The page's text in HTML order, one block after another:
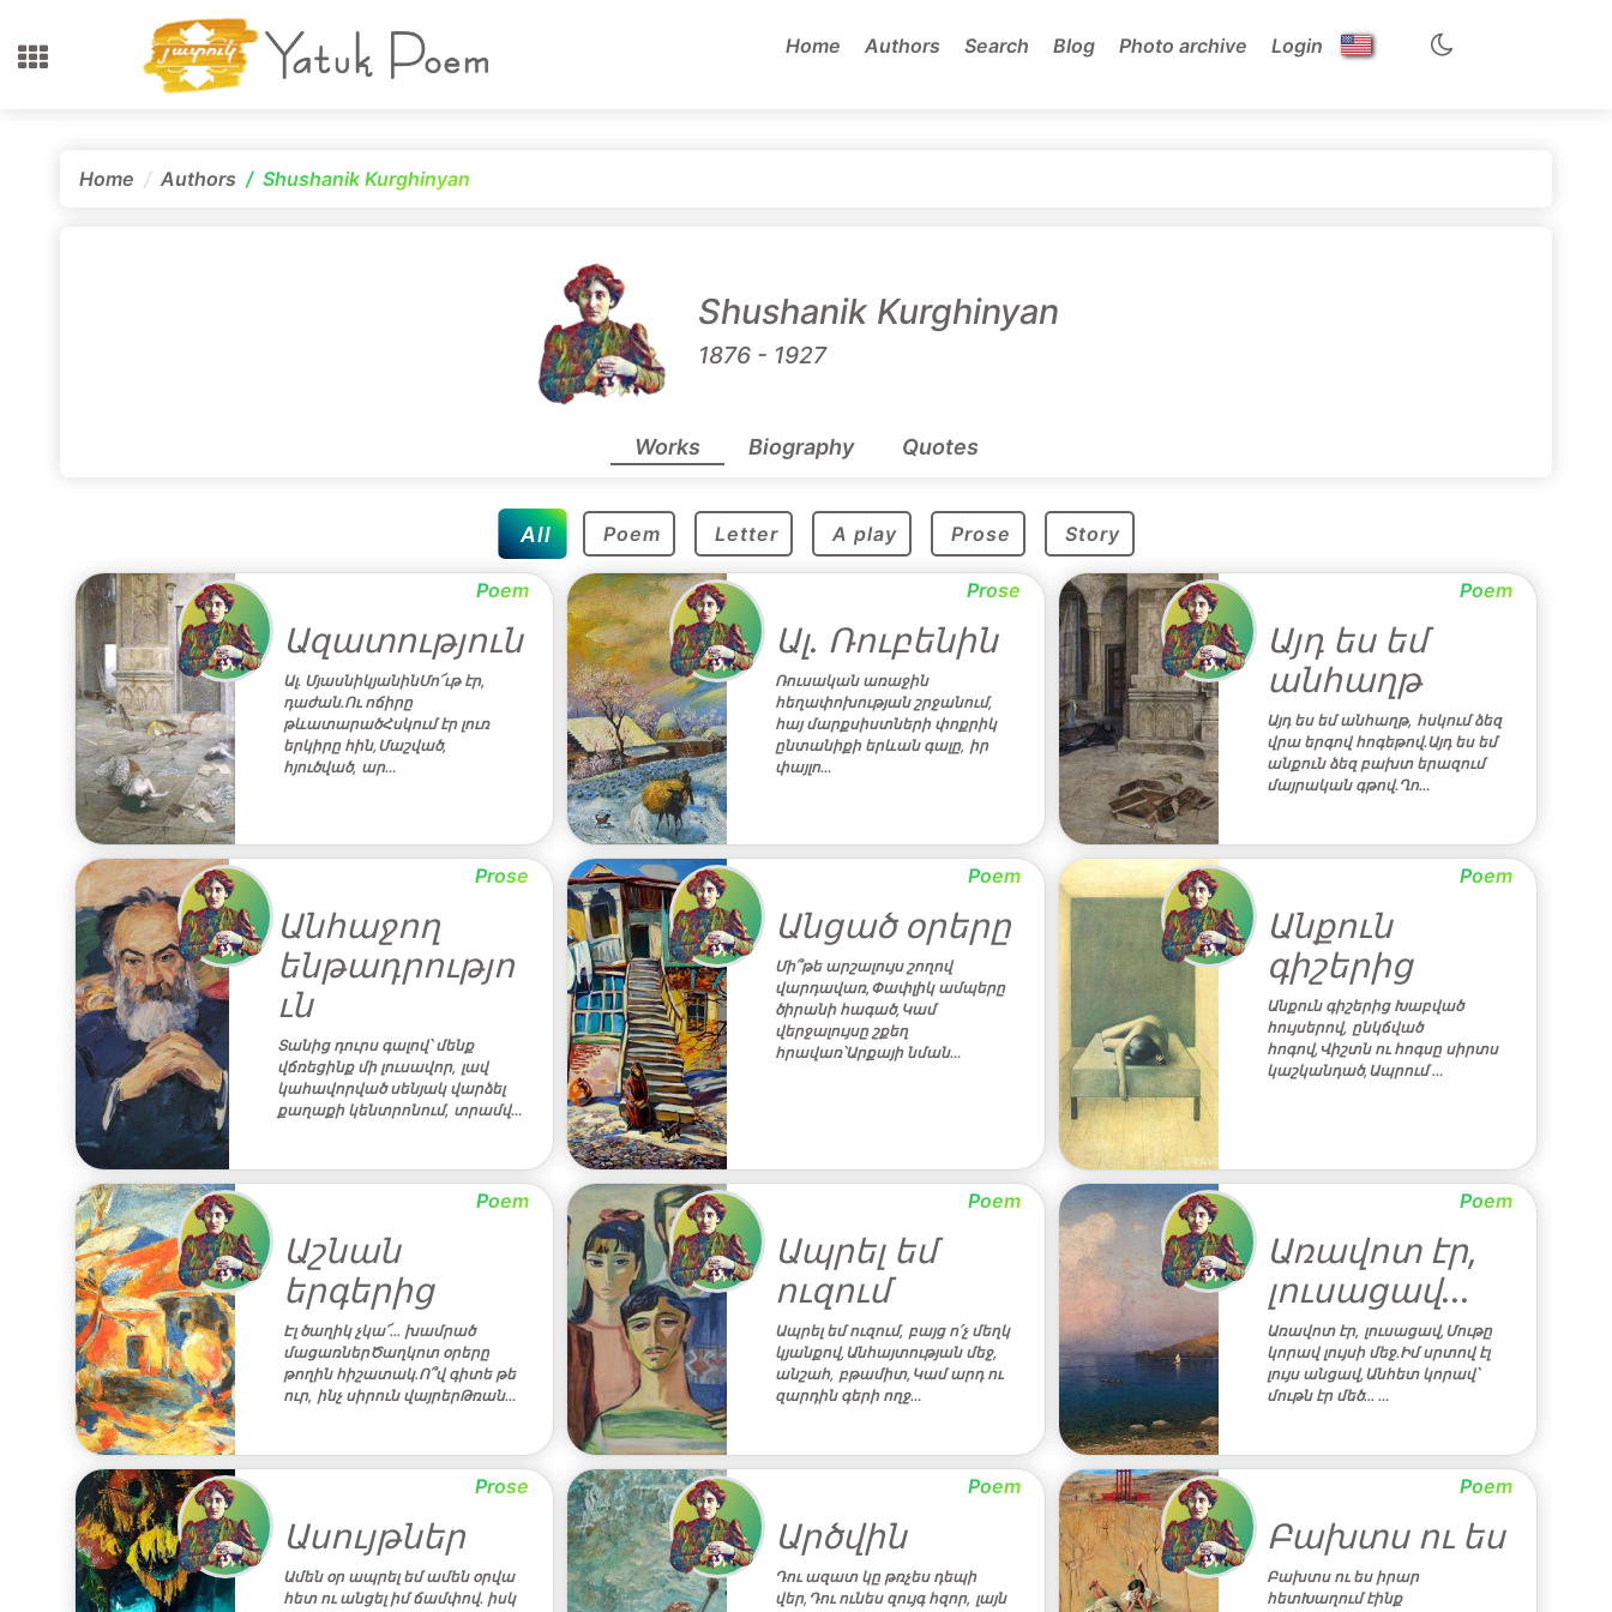
Home Authors Search Blog Photo archive Login
Home Authors Shushanik Kurghinyan
Shushanik Kurghinyan
1876 - 1927
Works Biography Quotes
All Poem Letter A play Prose Story
Poem
Ազատություն
Ալ․ ՄյասնիկյանինՄո՜ւթ էր,
դաժան․Ու ոճիրը
թևատարածՀսկում էր լուռ
երկիրը հին,Մաշված,
հյուծված, ար…
Prose
Ալ․ Ռուբենին
Ռուսական առաջին
հեղափոխության շրջանում,
հայ մարքսիստների փոքրիկ
ընտանիքի երևան գալը, իր
փայլո…
Poem
Այդ ես եմ
անհաղթ
Այդ ես եմ անհաղթ, հսկում ձեզ
վրա երգով հոգեթով.Այդ ես եմ
անքուն ձեզ բախտ երազում
մայրական գթով.Ղո…
Prose
Անհաջող
ենթադրությո
ւն
Տանից դուրս գալով՝ մենք
վճռեցինք մի լուսավոր, լավ
կահավորված սենյակ վարձել
քաղաքի կենտրոնում, տրամվ…
Poem
Անցած օրերը
Մի՞թե արշալույս շողով
վարդավառ,Փափլիկ ամպերը
ծիրանի հագած,Կամ
վերջալույսը շքեղ
հրավառ՝Արքայի նման…
Poem
Անքուն
գիշերից
Անքուն գիշերից Խաբված
հույսերով, ընկճված
հոգով,Վիշտն ու հոգսը սիրտս
կաշկանդած,Ապրում …
Poem
Աշնան
երգերից
Էլ ծաղիկ չկա՜․․․ խամրած
մացառներԾաղկոտ օրերը
թողին հիշատակ․Ո՞վ գիտե թե
ուր, ինչ սիրուն վայրերԹռան…
Poem
Ապրել եմ
ուզում
Ապրել եմ ուզում, բայց ո՛չ մեղկ
կյանքով,Անհայտության մեջ,
անշահ, բթամիտ,Կամ արդ ու
զարդին գերի ողջ…
Poem
Առավոտ էր,
լուսացավ․․․
Առավոտ էր, լուսացավ,Մութը
կորավ լույսի մեջ․Իմ սրտով էլ
լույս անցավ,Անհետ կորավ՝
մութն էր մեծ․․․ …
Prose
Ասույթներ
Ամեն օր ապրել եմ ամեն օրվա
հետ ու անցել իմ ճամփով․ իսկ
Poem
Արծվին
Դու ազատ կը թռչես դեպի
վեր,Դու ունես զույգ հզոր, լայն
Poem
Բախտս ու ես
Բախտս ու ես իրար
հետԽաղում էինք